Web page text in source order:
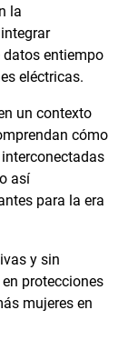
la
entiempo
eléctricas.
un contexto
cómo
así
para la era
y sin
protecciones
mujeres en